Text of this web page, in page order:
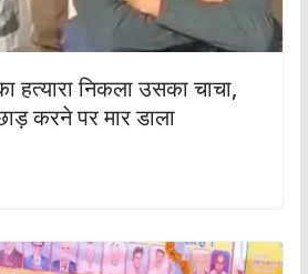
निकला उसका चाचा,
करने पर मार डाला